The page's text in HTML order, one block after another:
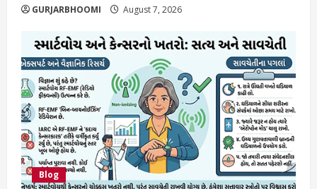
GURJARBHOOMI August 7, 2026
Blog